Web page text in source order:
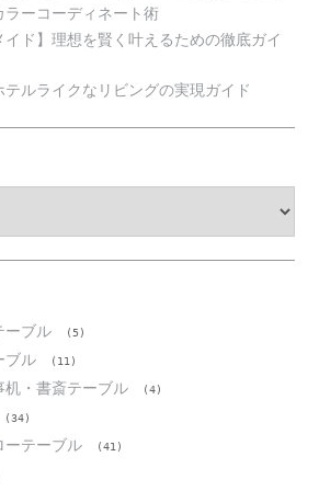
ーコーディネート術
イド】理想を賢く叶えるための徹底ガイ
ルライクなリビングの実現ガイド
ーブル (5)
ブル (11)
机・書斎テーブル (4)
(34)
ーテーブル (41)